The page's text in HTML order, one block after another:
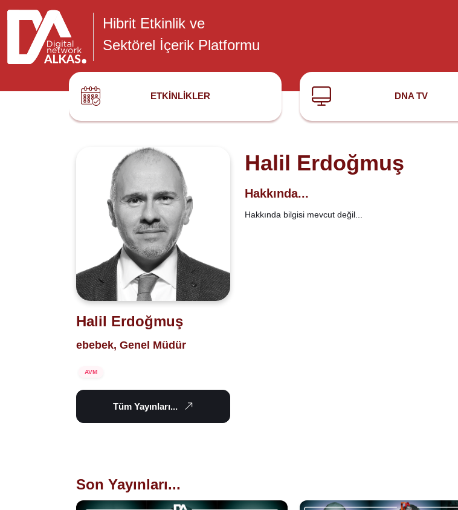
Hibrit Etkinlik ve
Sektörel İçerik Platformu
ETKINLIKLER DNA TV
Halil Erdoğmuş
ebebek, Genel Müdür
AVM
Tüm Yayınları...
Halil Erdoğmuş
Hakkında...
Hakkında bilgisi mevcut değil...
Son Yayınları...